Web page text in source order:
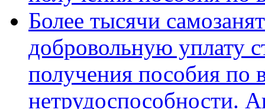
Более тысячи
добровольную уплату
получения пособия по
нетрудоспособности.